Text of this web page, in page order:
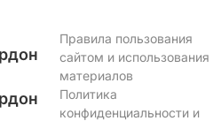
Правила пользования
сайтом и использования
материалов
Политика
конфиденциальности и